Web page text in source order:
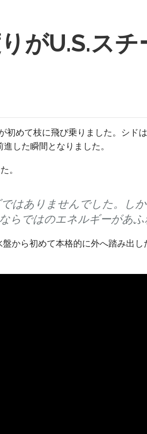
がU.S.スチ
めて枝に飛び乗りました。シド
した瞬間となりました。
。
はありませんでした。し
らではのエネルギーがあふ
から初めて本格的に外へ踏み出